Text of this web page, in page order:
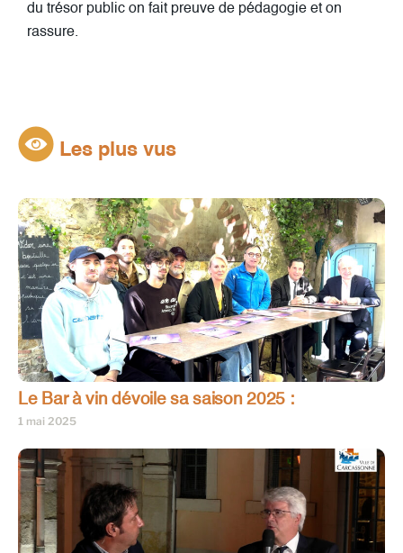
du trésor public on fait preuve de pédagogie et on
rassure.
Les plus vus
Le Bar à vin dévoile sa saison 2025 :
1 mai 2025